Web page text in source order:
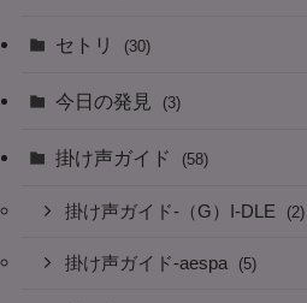
セトリ (30)
今日の発見 (3)
掛け声ガイド (58)
掛け声ガイド-（G）I-DLE (2)
掛け声ガイド-aespa (5)